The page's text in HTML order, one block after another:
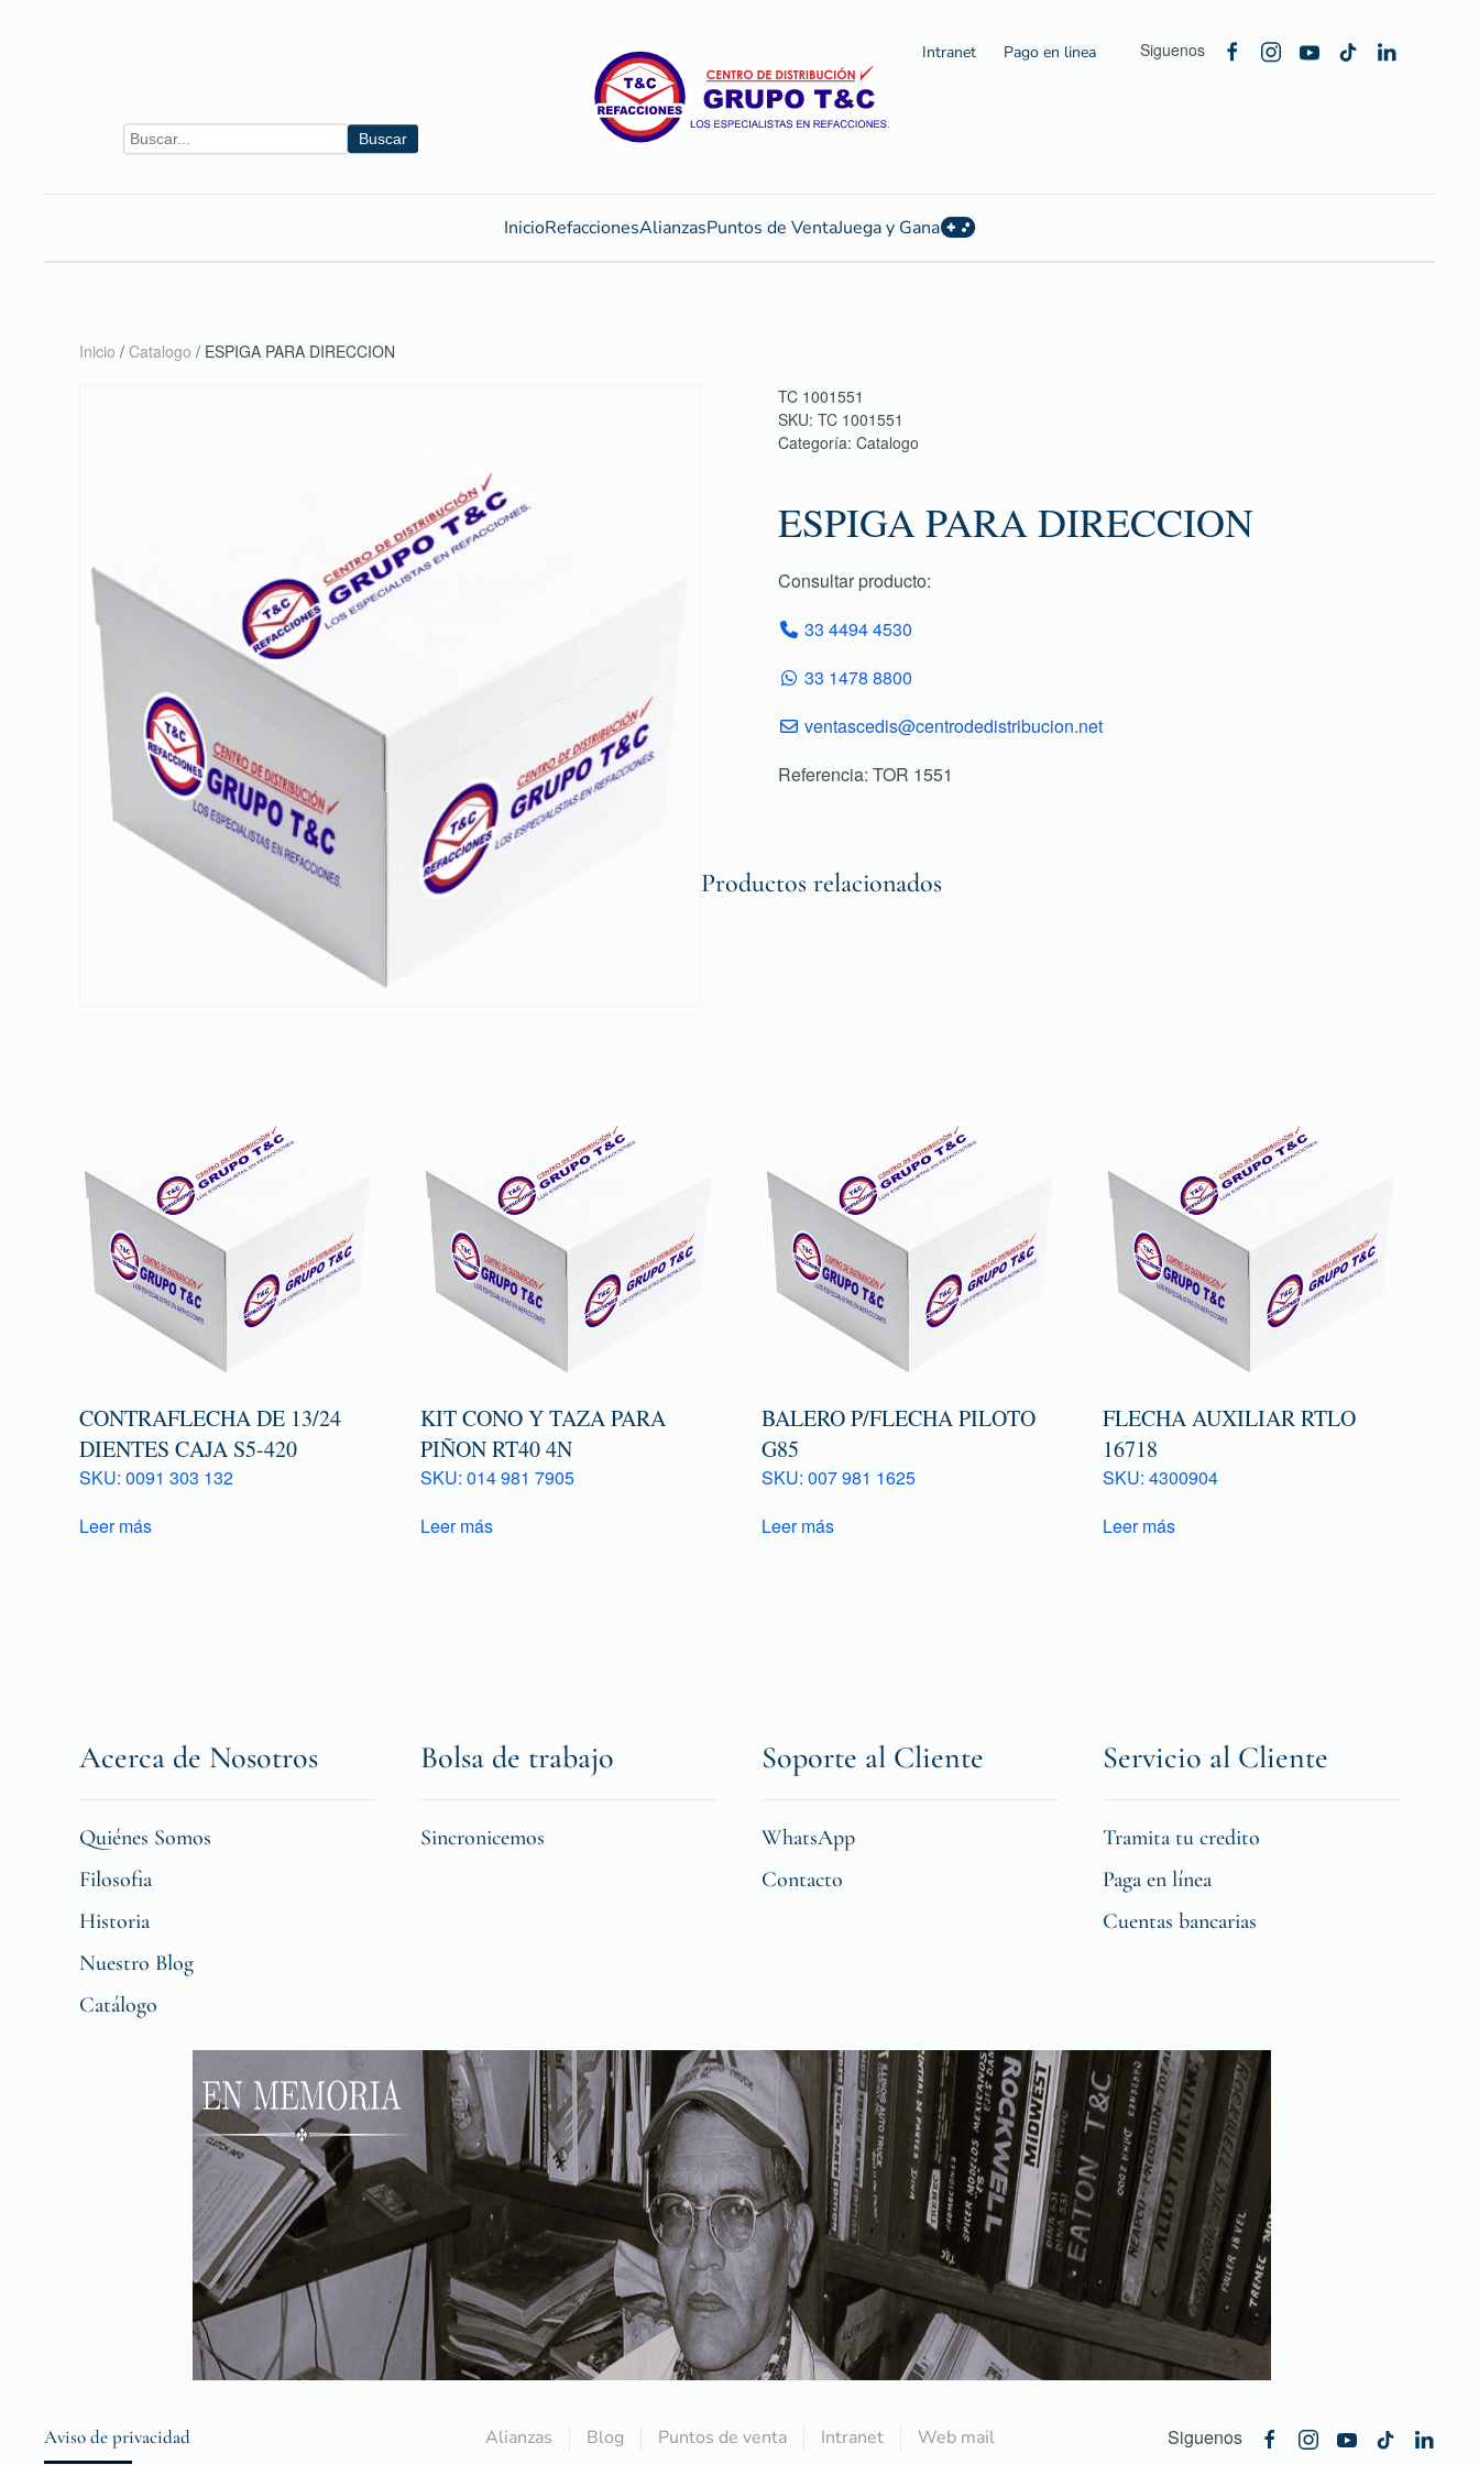
Buscar
Intranet Pago en linea Siguenos
InicioRefaccionesAlianzasPuntos de VentaJuega y Gana
Inicio / Catalogo / ESPIGA PARA DIRECCION
TC 1001551
SKU: TC 1001551
Categoría: Catalogo
ESPIGA PARA DIRECCION
Consultar producto:
33 4494 4530
33 1478 8800
ventascedis@centrodedistribucion.net
Referencia: TOR 1551
Productos relacionados
CONTRAFLECHA DE 13/24
DIENTES CAJA S5-420
SKU: 0091 303 132
Leer más
KIT CONO Y TAZA PARA
PIÑON RT40 4N
SKU: 014 981 7905
Leer más
BALERO P/FLECHA PILOTO
G85
SKU: 007 981 1625
Leer más
FLECHA AUXILIAR RTLO
16718
SKU: 4300904
Leer más
Acerca de Nosotros
Quiénes Somos
Filosofia
Historia
Nuestro Blog
Catálogo
Bolsa de trabajo
Sincronicemos
Soporte al Cliente
WhatsApp
Contacto
Servicio al Cliente
Tramita tu credito
Paga en línea
Cuentas bancarias
Aviso de privacidad Alianzas Blog Puntos de venta Intranet Web mail Siguenos